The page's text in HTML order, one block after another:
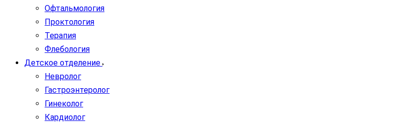
Офтальмология
Проктология
Терапия
Флебология
Детское отделение
Невролог
Гастроэнтеролог
Гинеколог
Кардиолог